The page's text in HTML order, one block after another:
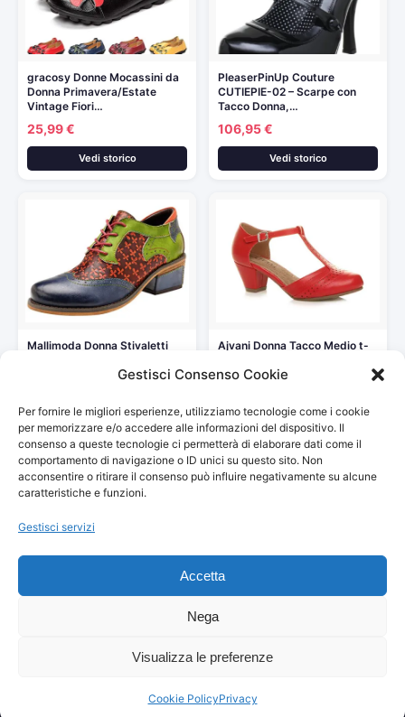
Gestisci Consenso Cookie
Per fornire le migliori esperienze, utilizziamo tecnologie come i cookie
per memorizzare e/o accedere alle informazioni del dispositivo. Il
consenso a queste tecnologie ci permetterà di elaborare dati come il
comportamento di navigazione o ID unici su questo sito. Non
acconsentire o ritirare il consenso può influire negativamente su alcune
caratteristiche e funzioni.
Gestisci servizi
Accetta
Nega
Visualizza le preferenze
Cookie PolicyPrivacy
gracosy Donne Mocassini da
Donna Primavera/Estate
Vintage Fiori…
25,99 €
Vedi storico
PleaserPinUp Couture
CUTIEPIE-02 – Scarpe con
Tacco Donna,…
106,95 €
Vedi storico
Mallimoda Donna Stivaletti
Vedi storico
Ajvani Donna Tacco Medio t-
décolleté…
Vedi storico
© 2026Arredamento Vintage, Retrò
Partecipante al Programma di Affiliazione Amazon EU, un programma
potrebbero variare. Verifica sempre il prezzo finale su Amazon prima
© 2026 Danilo Franceschini — Via Amiterno, 40 — 00183 Roma — C.F.